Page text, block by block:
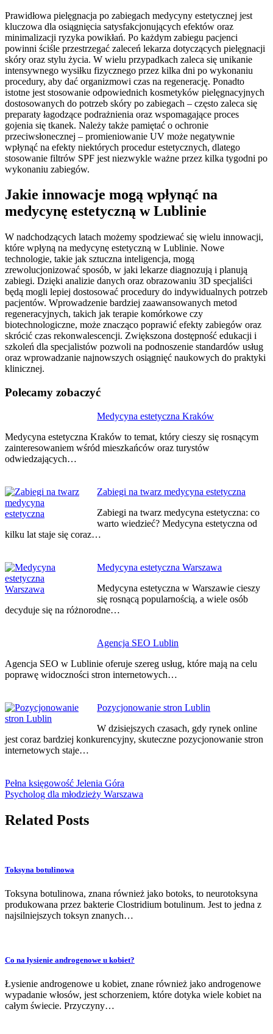
Prawidłowa pielęgnacja po zabiegach medycyny estetycznej jest
kluczowa dla osiągnięcia satysfakcjonujących efektów oraz
minimalizacji ryzyka powikłań. Po każdym zabiegu pacjenci
powinni ściśle przestrzegać zaleceń lekarza dotyczących pielęgnacji
skóry oraz stylu życia. W wielu przypadkach zaleca się unikanie
intensywnego wysiłku fizycznego przez kilka dni po wykonaniu
procedury, aby dać organizmowi czas na regenerację. Ponadto
istotne jest stosowanie odpowiednich kosmetyków pielęgnacyjnych
dostosowanych do potrzeb skóry po zabiegach – często zaleca się
preparaty łagodzące podrażnienia oraz wspomagające proces
gojenia się tkanek. Należy także pamiętać o ochronie
przeciwsłonecznej – promieniowanie UV może negatywnie
wpłynąć na efekty niektórych procedur estetycznych, dlatego
stosowanie filtrów SPF jest niezwykle ważne przez kilka tygodni po
wykonaniu zabiegów.
Jakie innowacje mogą wpłynąć na
medycynę estetyczną w Lublinie
W nadchodzących latach możemy spodziewać się wielu innowacji,
które wpłyną na medycynę estetyczną w Lublinie. Nowe
technologie, takie jak sztuczna inteligencja, mogą
zrewolucjonizować sposób, w jaki lekarze diagnozują i planują
zabiegi. Dzięki analizie danych oraz obrazowaniu 3D specjaliści
będą mogli lepiej dostosować procedury do indywidualnych potrzeb
pacjentów. Wprowadzenie bardziej zaawansowanych metod
regeneracyjnych, takich jak terapie komórkowe czy
biotechnologiczne, może znacząco poprawić efekty zabiegów oraz
skrócić czas rekonwalescencji. Zwiększona dostępność edukacji i
szkoleń dla specjalistów pozwoli na podnoszenie standardów usług
oraz wprowadzanie najnowszych osiągnięć naukowych do praktyki
klinicznej.
Polecamy zobaczyć
Medycyna estetyczna Kraków
Medycyna estetyczna Kraków to temat, który cieszy się rosnącym
zainteresowaniem wśród mieszkańców oraz turystów
odwiedzających…
Zabiegi na twarz medycyna estetyczna
Zabiegi na twarz medycyna estetyczna: co
warto wiedzieć? Medycyna estetyczna od
kilku lat staje się coraz…
Medycyna estetyczna Warszawa
Medycyna estetyczna w Warszawie cieszy
się rosnącą popularnością, a wiele osób
decyduje się na różnorodne…
Agencja SEO Lublin
Agencja SEO w Lublinie oferuje szereg usług, które mają na celu
poprawę widoczności stron internetowych…
Pozycjonowanie stron Lublin
W dzisiejszych czasach, gdy rynek online
jest coraz bardziej konkurencyjny, skuteczne pozycjonowanie stron
internetowych staje…
wpisu
Pełna księgowość Jelenia Góra
Psycholog dla młodzieży Warszawa
Related Posts
Toksyna botulinowa
Toksyna botulinowa, znana również jako botoks, to neurotoksyna
produkowana przez bakterie Clostridium botulinum. Jest to jedna z
najsilniejszych toksyn znanych…
Co na łysienie androgenowe u kobiet?
Łysienie androgenowe u kobiet, znane również jako androgenowe
wypadanie włosów, jest schorzeniem, które dotyka wiele kobiet na
całym świecie. Przyczyny…